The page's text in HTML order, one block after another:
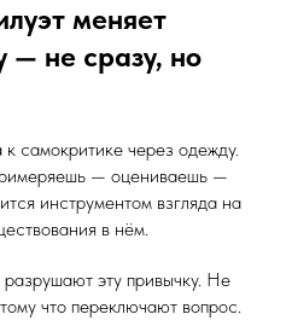
меняет
— не сразу, но
самокритике через одежду.
— оцениваешь —
инструментом взгляда на
в нём.
эту привычку. Не
что переключают вопрос.